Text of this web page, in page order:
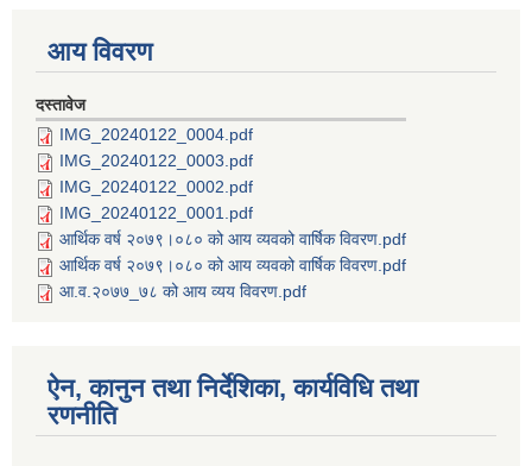
आय विवरण
दस्तावेज
IMG_20240122_0004.pdf
IMG_20240122_0003.pdf
IMG_20240122_0002.pdf
IMG_20240122_0001.pdf
आर्थिक वर्ष २०७९।०८० को आय व्यवको वार्षिक विवरण.pdf
आर्थिक वर्ष २०७९।०८० को आय व्यवको वार्षिक विवरण.pdf
आ.व.२०७७_७८ को आय व्यय विवरण.pdf
ऐन, कानुन तथा निर्देशिका, कार्यविधि तथा
रणनीति